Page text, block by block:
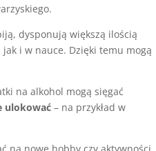
dysponują większą ilością
i w nauce. Dzięki temu mogą
na alkohol mogą sięgać
ulokować – na przykład w